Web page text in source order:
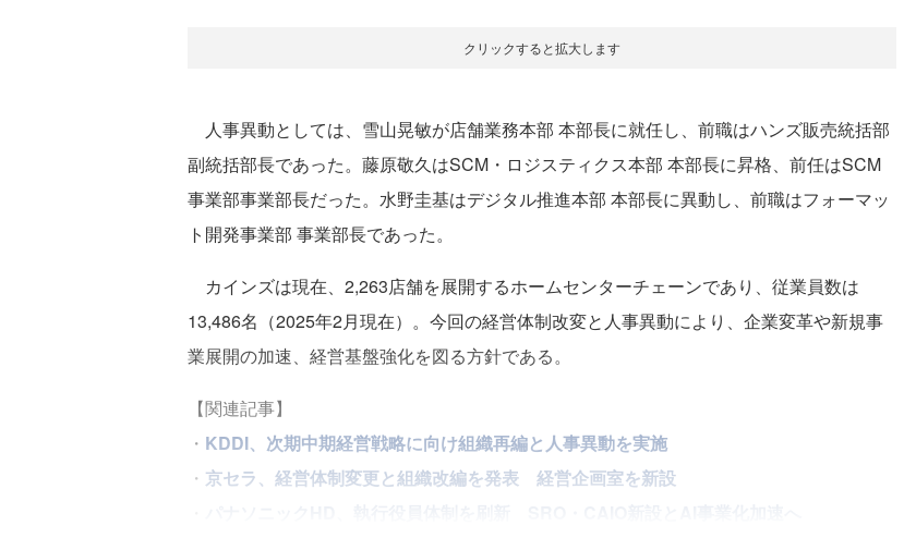
クリックすると拡大します
人事異動としては、雪山晃敏が店舗業務本部 本部長に就任し、前職はハンズ販売統括部
副統括部長であった。藤原敬久はSCM・ロジスティクス本部 本部長に昇格、前任はSCM
事業部事業部長だった。水野圭基はデジタル推進本部 本部長に異動し、前職はフォーマッ
ト開発事業部 事業部長であった。
カインズは現在、2,263店舗を展開するホームセンターチェーンであり、従業員数は
13,486名（2025年2月現在）。今回の経営体制改変と人事異動により、企業変革や新規事
業展開の加速、経営基盤強化を図る方針である。
【関連記事】
・ KDDI、次期中期経営戦略に向け組織再編と人事異動を実施
・ 京セラ、経営体制変更と組織改編を発表 経営企画室を新設